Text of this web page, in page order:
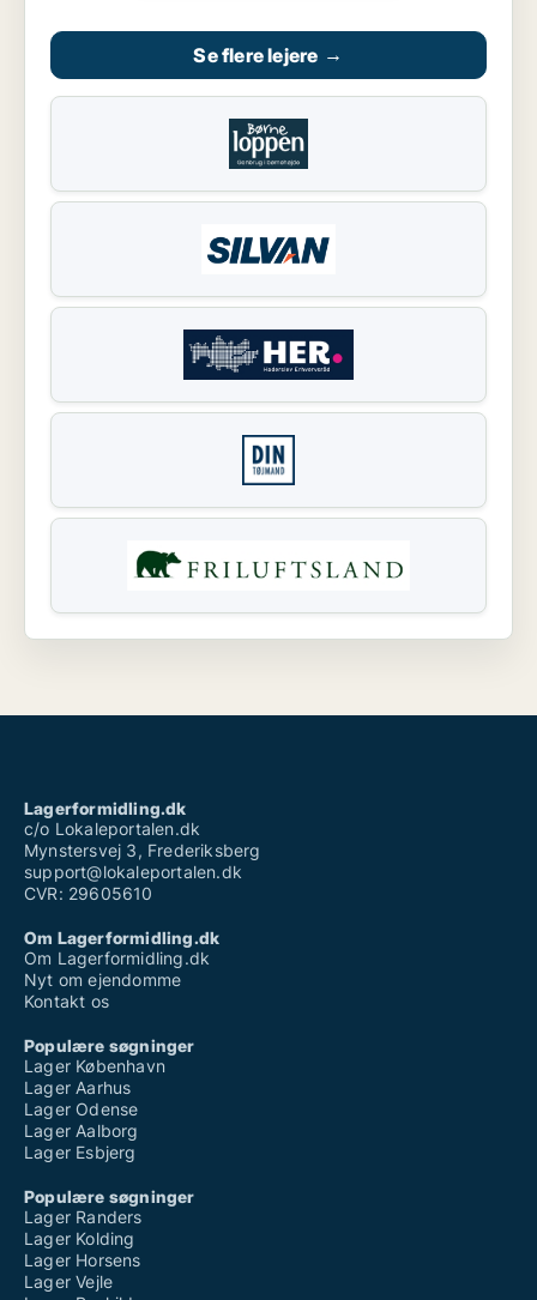
Se flere lejere →
Lagerformidling.dk
c/o Lokaleportalen.dk
Mynstersvej 3, Frederiksberg
support@lokaleportalen.dk
CVR: 29605610
Om Lagerformidling.dk
Om Lagerformidling.dk
Nyt om ejendomme
Kontakt os
Populære søgninger
Lager København
Lager Aarhus
Lager Odense
Lager Aalborg
Lager Esbjerg
Populære søgninger
Lager Randers
Lager Kolding
Lager Horsens
Lager Vejle